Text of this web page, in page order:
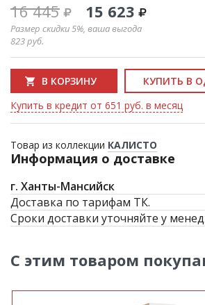
16 445 15 623
Размер скидки 5%, ваша выгода
823руб.
В КОРЗИНУ
КУПИТЬ В
Купить в кредит от 651 руб. в месяц
Товар из коллекции КАЛИСТО
Информация о доставке
г. Ханты-Мансийск
Доставка по тарифам ТК.
Сроки доставки уточняйте у
С этим товаром